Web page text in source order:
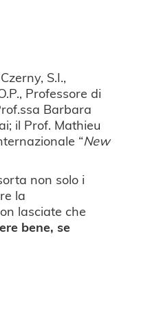
S.I.,
Professore di
Barbara
il Prof. Mathieu
“New
non solo i
la
lasciate che
bene, se